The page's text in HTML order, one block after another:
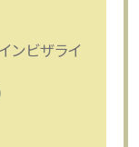
ンビザライ